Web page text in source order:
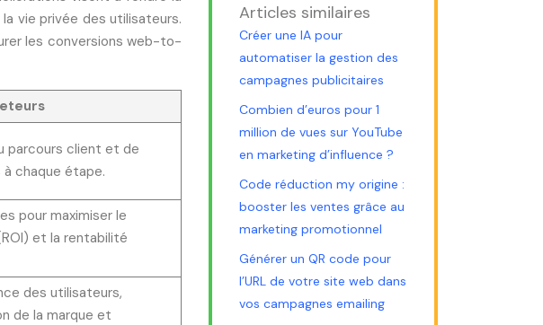
vie privée des utilisateurs.
les conversions web-to-
parcours client et de
chaque étape.
pour maximiser le
et la rentabilité
des utilisateurs,
de la marque et
Articles similaires
Créer une IA pour
automatiser la gestion des
campagnes publicitaires
Combien d’euros pour 1
million de vues sur YouTube
en marketing d’influence ?
Code réduction my origine :
booster les ventes grâce au
marketing promotionnel
Générer un QR code pour
l’URL de votre site web dans
vos campagnes emailing